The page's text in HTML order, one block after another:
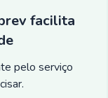
facilita
pelo serviço